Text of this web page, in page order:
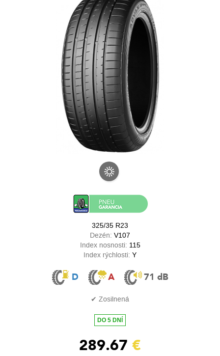
325/35 R23
Dezén: V107
Index nosnosti: 115
Index rýchlosti: Y
D A 71 dB
✔ Zosilnená
DO 5 DNÍ
289.67 €